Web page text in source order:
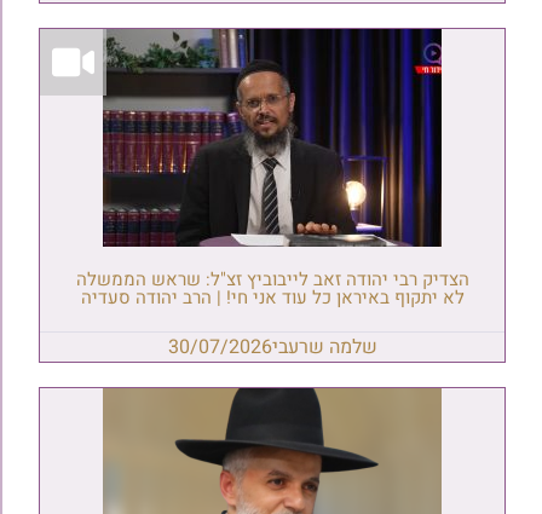
הצדיק רבי יהודה זאב לייבוביץ זצ"ל: שראש הממשלה
לא יתקוף באיראן כל עוד אני חי! | הרב יהודה סעדיה
שלמה שרעבי30/07/2026